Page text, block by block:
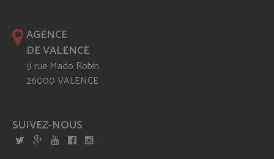
AGENCE
DE VALENCE
9 rue Mado Robin
26000 VALENCE
SUIVEZ-NOUS